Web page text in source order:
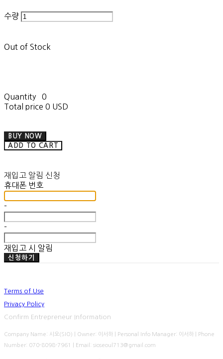
수량
Out of Stock
Quantity
0
Total price 0 USD
BUY NOW
ADD TO CART
재입고 알림 신청
휴대폰 번호
-
-
재입고 시 알림
신청하기
Terms of Use
Privacy Policy
Confirm Entrepreneur Information
Company Name: 시오(SIO) | Owner: 이서하 | Personal Info Manager: 이서하 | Phone
Number: 070-8098-7961 | Email: sioseoul713@gmail.com